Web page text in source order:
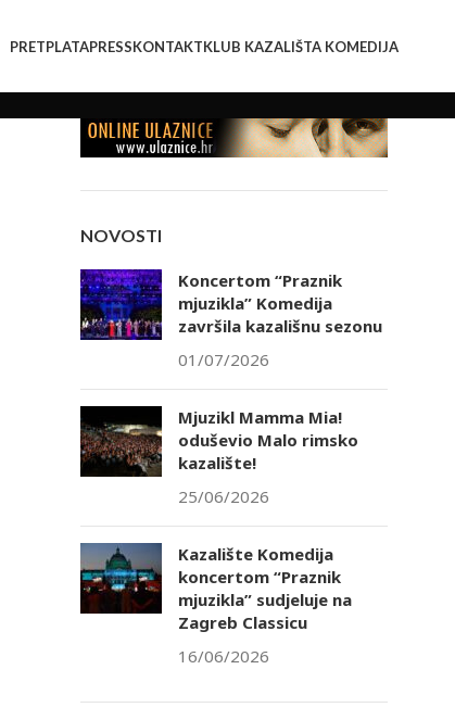
PRETPLATAPRESSKONTAKTKLUB KAZALIŠTA KOMEDIJA
NOVOSTI
Koncertom “Praznik
mjuzikla” Komedija
završila kazališnu sezonu
01/07/2026
Mjuzikl Mamma Mia!
oduševio Malo rimsko
kazalište!
25/06/2026
Kazalište Komedija
koncertom “Praznik
mjuzikla” sudjeluje na
Zagreb Classicu
16/06/2026